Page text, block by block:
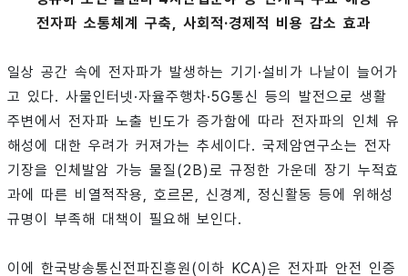
전자파 소통체계 구축, 사회적·경제적 비용 감소 효과
일상 공간 속에 전자파가 발생하는 기기·설비가 나날이 늘어가
고 있다. 사물인터넷·자율주행차·5G통신 등의 발전으로 생활
주변에서 전자파 노출 빈도가 증가함에 따라 전자파의 인체 유
해성에 대한 우려가 커져가는 추세이다. 국제암연구소는 전자
기장을 인체발암 가능 물질(2B)로 규정한 가운데 장기 누적효
과에 따른 비열적작용, 호르몬, 신경계, 정신활동 등에 위해성
규명이 부족해 대책이 필요해 보인다.
이에 한국방송통신전파진흥원(이하 KCA)은 전자파 안전 인증